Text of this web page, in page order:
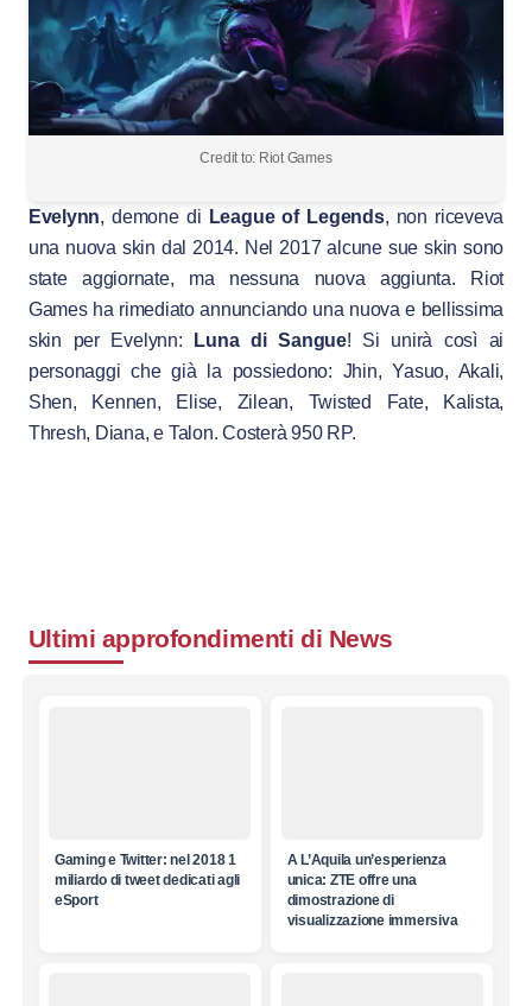
Credit to: Riot Games
Evelynn, demone di League of Legends, non riceveva
una nuova skin dal 2014. Nel 2017 alcune sue skin sono
state aggiornate, ma nessuna nuova aggiunta. Riot
Games ha rimediato annunciando una nuova e bellissima
skin per Evelynn:
Luna di Sangue! Si unirà così ai
personaggi che già la possiedono: Jhin, Yasuo, Akali,
Shen, Kennen, Elise, Zilean, Twisted Fate, Kalista,
Thresh, Diana, e Talon. Costerà 950 RP.
Ultimi approfondimenti di News
Gaming e Twitter: nel 2018 1
miliardo di tweet dedicati agli
eSport
A L’Aquila un’esperienza
unica: ZTE offre una
dimostrazione di
visualizzazione immersiva